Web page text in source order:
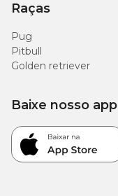
Raças
Pug
Pitbull
Golden retriever
Baixe nosso app